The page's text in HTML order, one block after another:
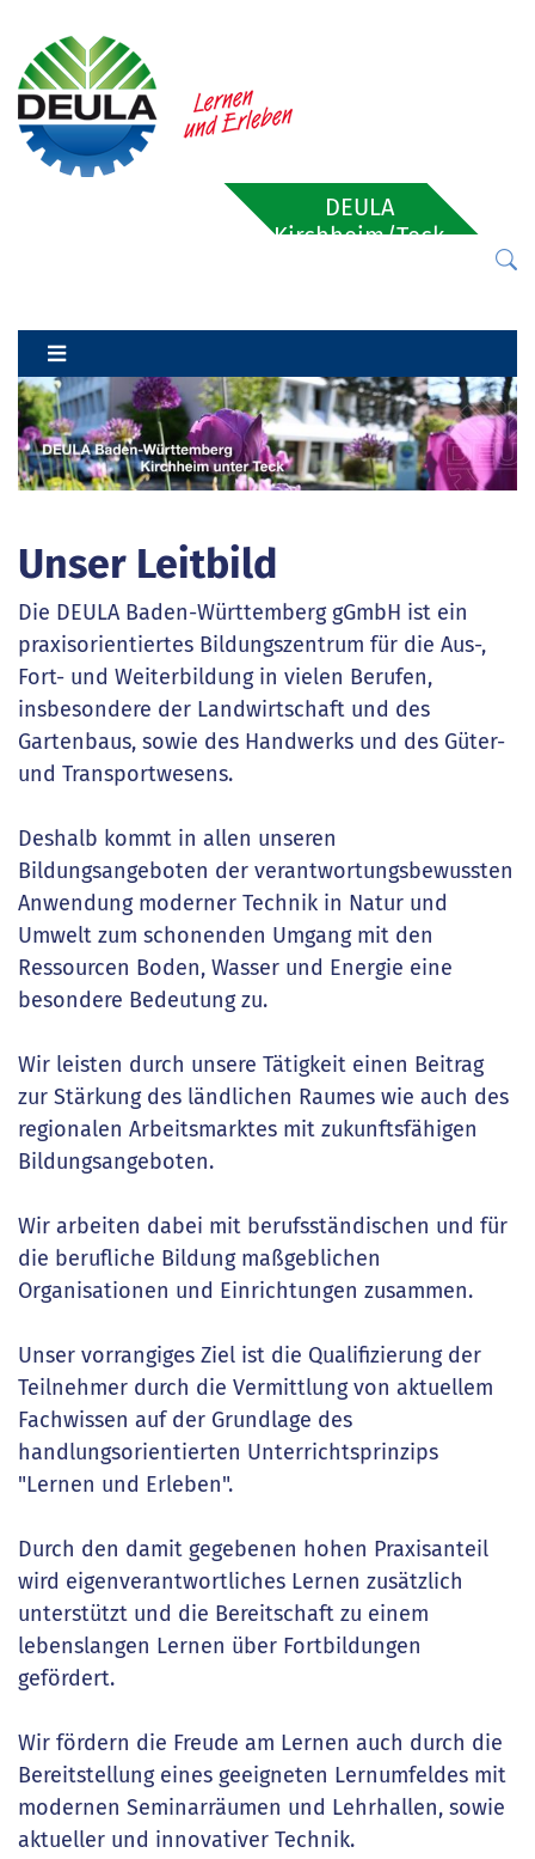
DEULA
Kirchheim/Teck
Unser Leitbild
Die DEULA Baden-Württemberg gGmbH ist ein
praxisorientiertes Bildungszentrum für die Aus-,
Fort- und Weiterbildung in vielen Berufen,
insbesondere der Landwirtschaft und des
Gartenbaus, sowie des Handwerks und des Güter-
und Transportwesens.
Deshalb kommt in allen unseren
Bildungsangeboten der verantwortungsbewussten
Anwendung moderner Technik in Natur und
Umwelt zum schonenden Umgang mit den
Ressourcen Boden, Wasser und Energie eine
besondere Bedeutung zu.
Wir leisten durch unsere Tätigkeit einen Beitrag
zur Stärkung des ländlichen Raumes wie auch des
regionalen Arbeitsmarktes mit zukunftsfähigen
Bildungsangeboten.
Wir arbeiten dabei mit berufsständischen und für
die berufliche Bildung maßgeblichen
Organisationen und Einrichtungen zusammen.
Unser vorrangiges Ziel ist die Qualifizierung der
Teilnehmer durch die Vermittlung von aktuellem
Fachwissen auf der Grundlage des
handlungsorientierten Unterrichtsprinzips
"Lernen und Erleben".
Durch den damit gegebenen hohen Praxisanteil
wird eigenverantwortliches Lernen zusätzlich
unterstützt und die Bereitschaft zu einem
lebenslangen Lernen über Fortbildungen
gefördert.
Wir fördern die Freude am Lernen auch durch die
Bereitstellung eines geeigneten Lernumfeldes mit
modernen Seminarräumen und Lehrhallen, sowie
aktueller und innovativer Technik.